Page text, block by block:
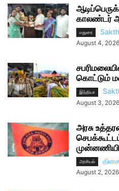
காலண்டர்
மதுரை
August 4,
கொட்டும்
இந்தியா
August 3,
அரசு
அரசியல்
August 2,